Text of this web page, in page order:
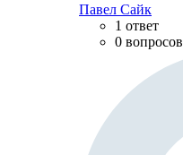
Павел Сайк
1 ответ
0 вопросов